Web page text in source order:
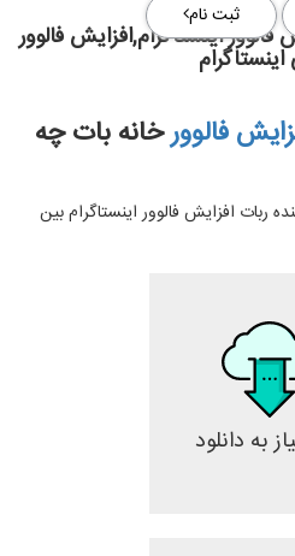
ثبت نام
اینستاگرام,افزایش فالوور
فالوورخانه بات چه
ربات افزایش فالوور اینستاگرام بین
به دانلود